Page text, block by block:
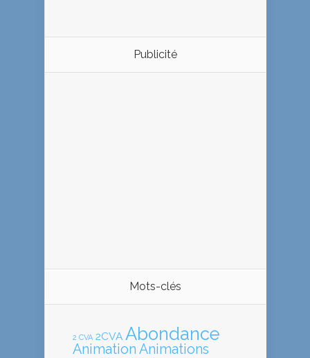
Publicité
Mots-clés
2 CVA 2CVA Abondance
Animation Animations